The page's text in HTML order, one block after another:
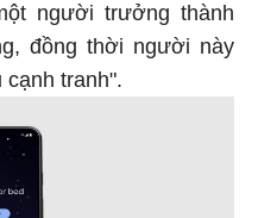
người trưởng thành
đồng thời người này
cạnh tranh".